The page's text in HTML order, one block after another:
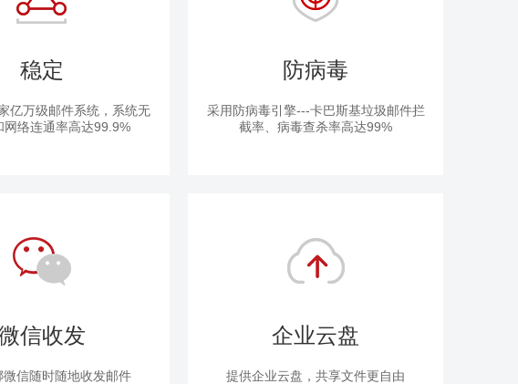
稳定
亿万级邮件系统，系统无
网络连通率高达99.9%
防病毒
采用防病毒引擎---卡巴斯基垃圾邮件拦
截率、病毒查杀率高达99%
信收发
微信随时随地收发邮件
企业云盘
提供企业云盘，共享文件更自由